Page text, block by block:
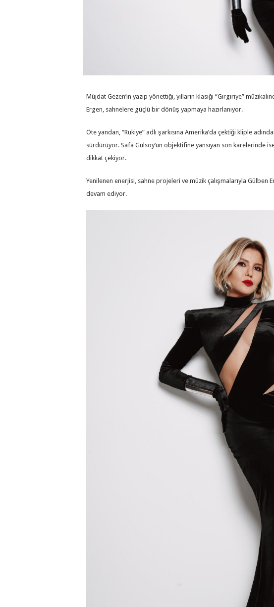
Müjdat Gezen’in yazıp yönettiği, yılların klasiği “Gırgıriye”
Ergen, sahnelere güçlü bir dönüş yapmaya hazırlanıyor.
Öte yandan, “Rukiye” adlı şarkısına Amerika’da çektiği kliple
sürdürüyor. Safa Gülsoy’un objektifine yansıyan son karelerinde
dikkat çekiyor.
Yenilenen enerjisi, sahne projeleri ve müzik çalışmalarıyla Gülben
devam ediyor.